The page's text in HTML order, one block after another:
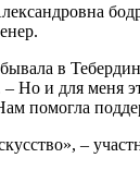
в
Но и для меня
помогла
–